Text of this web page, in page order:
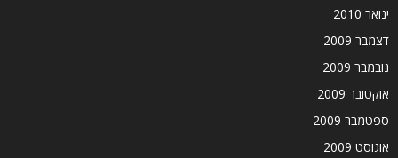
ינואר 2010
דצמבר 2009
נובמבר 2009
אוקטובר 2009
ספטמבר 2009
אוגוסט 2009